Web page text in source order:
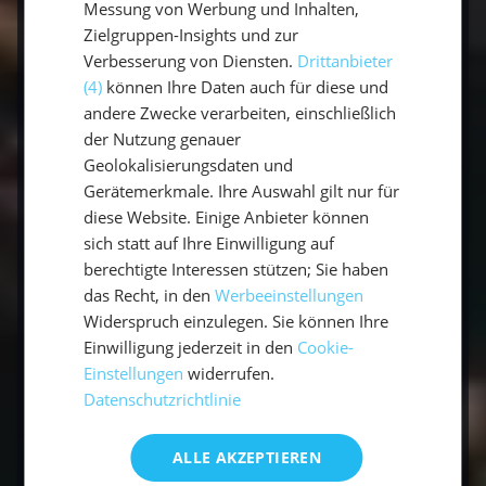
Wie lange dauert eine Segelreise zu den
Azoren?
Die Azoren sind ein beliebtes Ziel für Segler im
Atlantik. Die Reise von Europa zu den Azoren
dauert in der Regel zwischen 7 und 10 Tagen, je
nach Abfahrtsort und Wetterbedingungen. Es
ist eine ideale Route für Segler, die Erfahrung
mit längeren Überfahrten sammeln möchten.
Was zieht man zu einem Segeltörn an?
Die richtige Kleidung ist entscheidend für einen
gelungenen Segeltörn. Du solltest
wasserdichte Kleidung, einen warmen Pullover,
Mütze und Handschuhe, sowie leichte,
Messung von Werbung und Inhalten,
Zielgruppen-Insights und zur
Verbesserung von Diensten. Drittanbieter
(4) können Ihre Daten auch für diese und
andere Zwecke verarbeiten, einschließlich
der Nutzung genauer
Geolokalisierungsdaten und
Gerätemerkmale. Ihre Auswahl gilt nur für
diese Website. Einige Anbieter können
sich statt auf Ihre Einwilligung auf
berechtigte Interessen stützen; Sie haben
das Recht, in denWerbeeinstellungen
Widerspruch einzulegen. Sie können Ihre
Einwilligung jederzeit in den Cookie-
Einstellungen widerrufen.
Datenschutzrichtlinie
ALLE AKZEPTIEREN